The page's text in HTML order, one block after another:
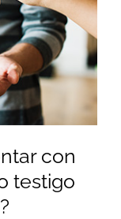
con
testigo